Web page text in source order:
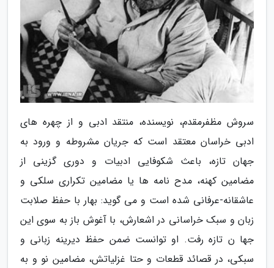
سروش مظفرمقدم، نویسنده، منتقد ادبی و از چهره های
ادبی خراسان معتقد است که جریان مشروطه و ورود به
جهان تازه، باعث شکوفایی ادبیات و دوری گزینی از
مضامین کهنه، مدح نامه ها یا مضامین تکراری سلکی و
عاشقانه-عرفانی شده است و می گوید: بهار با حفظ صلابت
زبان و سبک خراسانی در اشعارش، با آغوش باز به سوی این
جها ن تازه رفت. او توانست ضمن حفظ دیرینه زبانی و
سبکی، در قصائد قطعات و حتا غزلیاتش، مضامین نو و به